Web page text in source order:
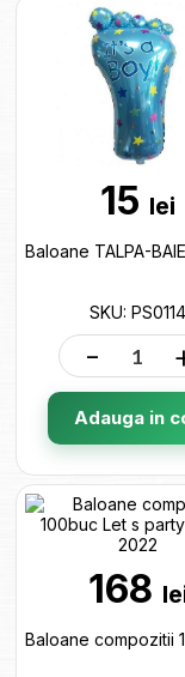
15 lei
SKU: PS0114
-
Adauga in
168